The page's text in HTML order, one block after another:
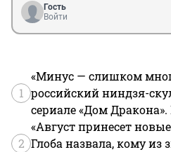
Гость
Войти
1
«Минус — слишком
российский ниндзя-
сериале «Дом
2
«Август принесет
Глоба назвала, кому из